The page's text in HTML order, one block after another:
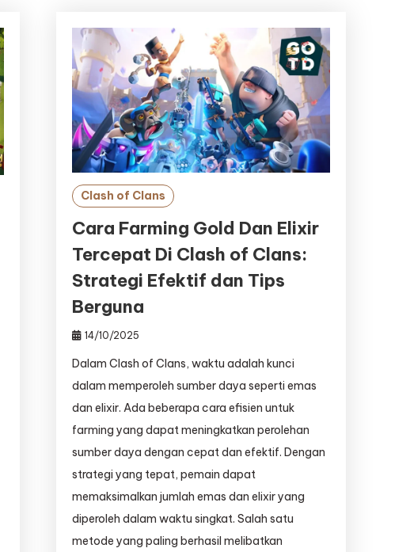
Clash of Clans
Cara Farming Gold Dan Elixir
Tercepat Di Clash of Clans:
Strategi Efektif dan Tips
Berguna
14/10/2025
Dalam Clash of Clans, waktu adalah kunci
dalam memperoleh sumber daya seperti emas
dan elixir. Ada beberapa cara efisien untuk
farming yang dapat meningkatkan perolehan
sumber daya dengan cepat dan efektif. Dengan
strategi yang tepat, pemain dapat
memaksimalkan jumlah emas dan elixir yang
diperoleh dalam waktu singkat. Salah satu
metode yang paling berhasil melibatkan